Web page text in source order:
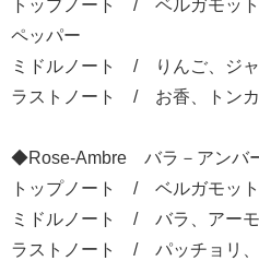
トップノート / ベルガモット
ペッパー
ミドルノート / りんご、ジャ
ラストノート / お香、トンカ
◆Rose-Ambre バラ－アンバ
トップノート / ベルガモット
ミドルノート / バラ、アー
ラストノート / パッチョリ、